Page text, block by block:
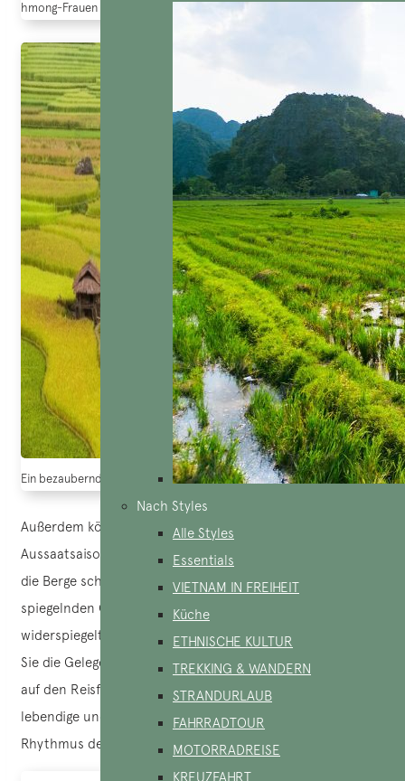
Nach Styles
Alle Styles
Essentials
VIETNAM IN FREIHEIT
Küche
ETHNISCHE KULTUR
TREKKING & WANDERN
STRANDURLAUB
FAHRRADTOUR
MOTORRADREISE
KREUZFAHRT
hmong-Frauen während der Erntesaison (ngong_hangkang)
Ein bezaubernder Anblick (Quelle: 117 Imagery)
Außerdem können Sie sie im Mai besuchen. Es beginnt die
Aussaatsaison, wobei die Sommerregen ihr Wasser über
die Berge schütten und die stufenförmigen Felder mit einer
spiegelnden Oberfläche füllen, die den Himmel
widerspiegelt. Wenn Sie durch die Region fahren, haben
Sie die Gelegenheit, das geschäftige Treiben der Arbeiter
auf den Reisfeldern mit eigenen Augen zu sehen – eine
lebendige und authentische Szene, die den täglichen
Rhythmus des lokalen Lebens widerspiegelt.